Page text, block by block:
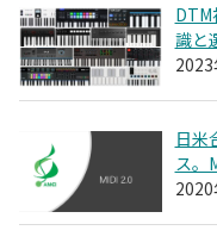
DTM
識と
日米
ス。